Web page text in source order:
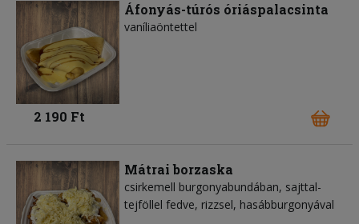
Áfonyás-túrós óriáspalacsinta
vaníliaöntettel
2 190 Ft
Mátrai borzaska
csirkemell burgonyabundában, sajttal-
tejföllel fedve, rizzsel, hasábburgonyával